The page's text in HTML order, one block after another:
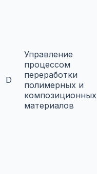
D
Управление
процессом
переработки
полимерных и
композиционных
материалов